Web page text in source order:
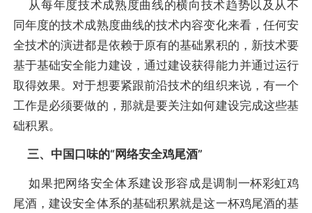
从每年度技术成熟度曲线的横向技术趋势以及从不
同年度的技术成熟度曲线的技术内容变化来看，任何安
全技术的演进都是依赖于原有的基础累积的，新技术要
基于基础安全能力建设，通过建设获得能力并通过运行
取得效果。对于想要紧跟前沿技术的组织来说，有一个
工作是必须要做的，那就是要关注如何建设完成这些基
础积累。
三、中国口味的“网络安全鸡尾酒”
如果把网络安全体系建设形容成是调制一杯彩虹鸡
尾酒，建设安全体系的基础积累就是这一杯鸡尾酒的基